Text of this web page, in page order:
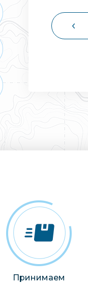
Принимаем